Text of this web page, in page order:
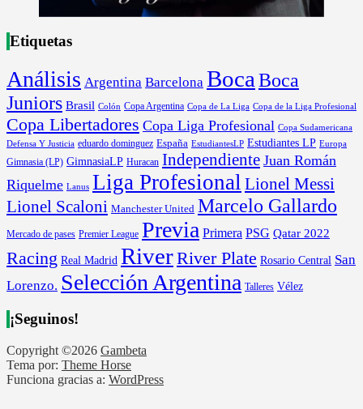
Etiquetas
Análisis Argentina Barcelona Boca Boca
Juniors Brasil Colón Copa Argentina Copa de La Liga Copa de la Liga Profesional
Copa Libertadores Copa Liga Profesional Copa Sudamericana
Defensa Y Justicia eduardo dominguez España EstudiantesLP Estudiantes LP Europa
Gimnasia (LP) GimnasiaLP Huracan Independiente Juan Román
Riquelme Lanus Liga Profesional Lionel Messi
Lionel Scaloni Manchester United Marcelo Gallardo
Mercado de pases Premier League Previa Primera PSG Qatar 2022
Racing Real Madrid RiverRiver Plate Rosario Central San
Lorenzo. Selección Argentina Talleres Vélez
¡Seguinos!
Copyright ©2026 Gambeta
Tema por: Theme Horse
Funciona gracias a: WordPress